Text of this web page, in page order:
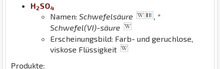
H2SO4
Namen: Schwefelsäure , *
Schwefel(VI)-säure
Erscheinungsbild: Farb- und geruchlose,
viskose Flüssigkeit
Produkte: